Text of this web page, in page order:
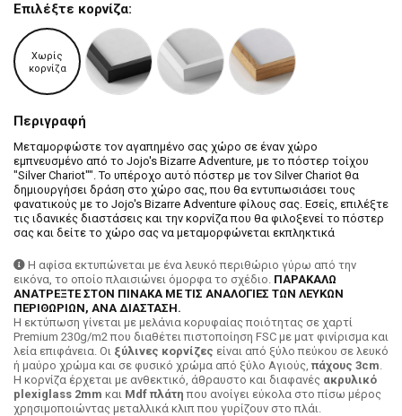
Επιλέξτε κορνίζα:
Χωρίς
κορνίζα
Περιγραφή
Μεταμορφώστε τον αγαπημένο σας χώρο σε έναν χώρο
εμπνευσμένο από το Jojo's Bizarre Adventure, με το πόστερ τοίχου
"Silver Chariot"". Το υπέροχο αυτό πόστερ με τον Silver Chariot θα
δημιουργήσει δράση στο χώρο σας, που θα εντυπωσιάσει τους
φανατικούς με το Jojo's Bizarre Adventure φίλους σας. Εσείς, επιλέξτε
τις ιδανικές διαστάσεις και την κορνίζα που θα φιλοξενεί το πόστερ
σας και δείτε το χώρο σας να μεταμορφώνεται εκπληκτικά
Η αφίσα εκτυπώνεται με ένα λευκό περιθώριο γύρω από την
εικόνα, το οποίο πλαισιώνει όμορφα το σχέδιο. ΠΑΡΑΚΑΛΩ
ΑΝΑΤΡΕΞΤΕ ΣΤΟΝ ΠΙΝΑΚΑ ΜΕ ΤΙΣ ΑΝΑΛΟΓΙΕΣ ΤΩΝ ΛΕΥΚΩΝ
ΠΕΡΙΘΩΡΙΩΝ, ΑΝΑ ΔΙΑΣΤΑΣΗ.
H εκτύπωση γίνεται με μελάνια κορυφαίας ποιότητας σε χαρτί
Premium 230g/m2 που διαθέτει πιστοποίηση FSC με ματ φινίρισμα και
λεία επιφάνεια. Οι ξύλινες κορνίζες είναι από ξύλο πεύκου σε λευκό
ή μαύρο χρώμα και σε φυσικό χρώμα από ξύλο Αγιούς, πάχους 3cm.
Η κορνίζα έρχεται με ανθεκτικό, άθραυστο και διαφανές ακρυλικό
plexiglass 2mm και Mdf πλάτη που ανοίγει εύκολα στο πίσω μέρος
χρησιμοποιώντας μεταλλικά κλιπ που γυρίζουν στο πλάι.